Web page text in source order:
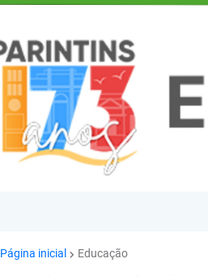
Página inicial Educação